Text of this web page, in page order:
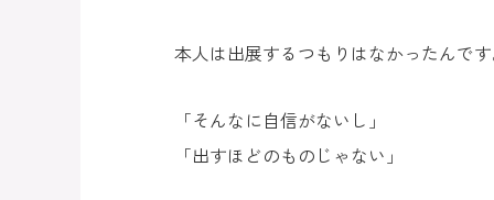
本人は出展するつもりはなかったんです
「そんなに自信がないし」
「出すほどのものじゃない」